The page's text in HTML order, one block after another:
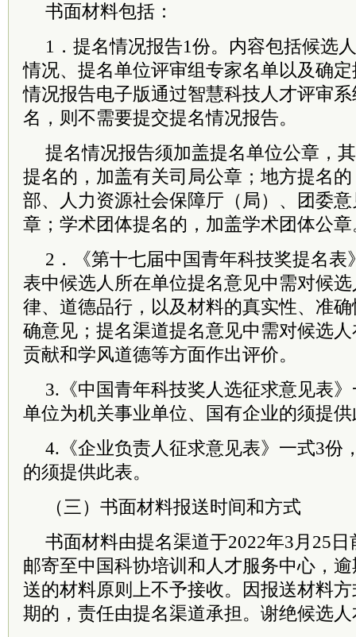
书面材料包括：
1．提名情况报告1份。内容包括候选
情况、提名单位评审组专家名单以及确
情况报告电子版通过智慧科技人才评审
名，则不需要提交提名情况报告。
提名情况报告须加盖提名单位公章，
提名的，加盖有关司局公章；地方提名
部、人力资源社会保障厅（局）、团委
章；学术团体提名的，加盖学术团体公章
2．《第十七届中国青年科技奖提名表
表中候选人所在单位提名意见中需对候
律、道德品行，以及材料的真实性、准
确意见；提名渠道提名意见中需对候选
贡献和学风道德等方面作出评价。
3.《中国青年科技奖人选征求意见表
单位为机关事业单位、国有企业的须提
4.《企业负责人征求意见表》一式3份
的须提供此表。
（三）书面材料报送时间和方式
书面材料由提名渠道于2022年3月25
邮寄至中国科协培训和人才服务中心，
送的材料原则上不予接收。因报送材料
期的，责任由提名渠道承担。谢绝候选